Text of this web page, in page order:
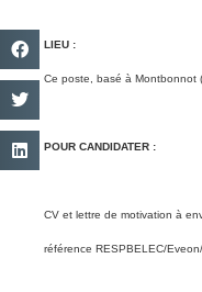
LIEU :
Ce poste, basé à Montbonnot
POUR CANDIDATER :
CV et lettre de motivation à
référence RESPBELEC/